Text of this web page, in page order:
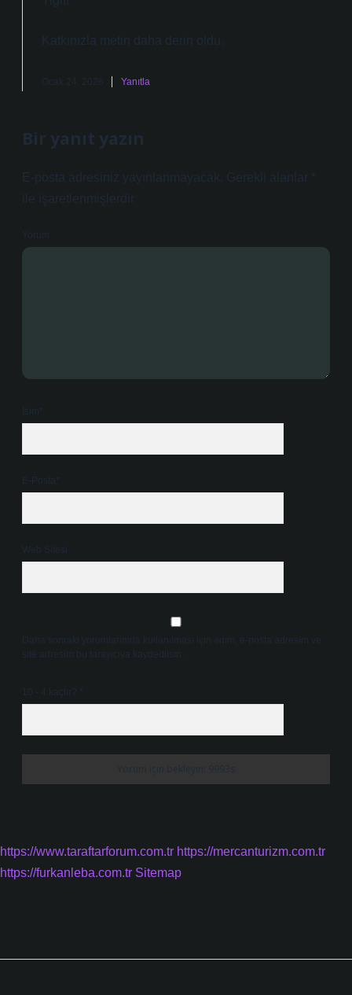
Katkınızla metin daha derin oldu.
Ocak 24, 2026 Yanıtla
Bir yanıt yazın
E-posta adresiniz yayınlanmayacak. Gerekli alanlar *
ile işaretlenmişlerdir
Yorum
İsim*
E-Posta*
Web Sitesi
Daha sonraki yorumlarımda kullanılması için adım, e-posta adresim ve
site adresim bu tarayıcıya kaydedilsin.
10 - 4 kaçtır?
https://www.taraftarforum.com.tr https://mercanturizm.com.tr
https://furkanleba.com.tr Sitemap